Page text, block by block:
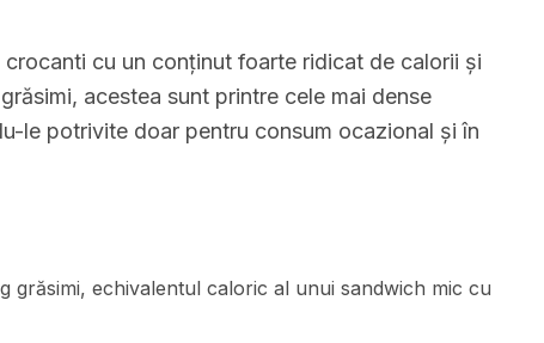
cu un conținut foarte ridicat de calorii și
acestea sunt printre cele mai dense
le potrivite doar pentru consum ocazional și în
grăsimi, echivalentul caloric al unui sandwich mic cu